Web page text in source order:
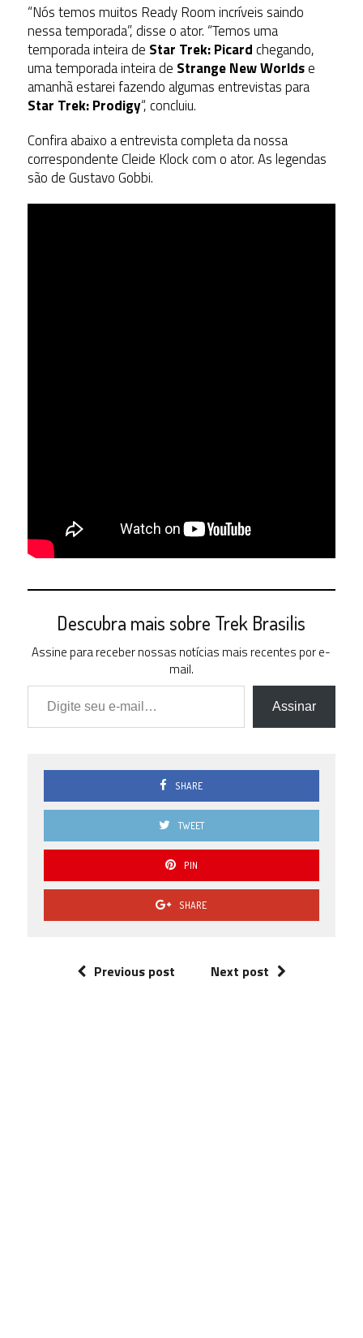
“Nós temos muitos Ready Room incríveis saindo
nessa temporada”, disse o ator. “Temos uma
temporada inteira de Star Trek: Picardchegando,
uma temporada inteira de Strange New Worldse
amanhã estarei fazendo algumas entrevistas para
Star Trek: Prodigy“, concluiu.
Confira abaixo a entrevista completa da nossa
correspondente Cleide Klock com o ator. As legendas
são de Gustavo Gobbi.
Descubra mais sobre Trek Brasilis
Assine para receber nossas notícias mais recentes por e-
mail.
Digite seu e-mail…
Assinar
SHARE
TWEET
PIN
SHARE
Previous post Next post